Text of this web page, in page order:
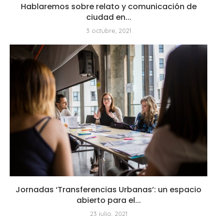
Hablaremos sobre relato y comunicación de
ciudad en...
3 octubre, 2021
Jornadas ‘Transferencias Urbanas’: un espacio
abierto para el...
23 julio, 2021